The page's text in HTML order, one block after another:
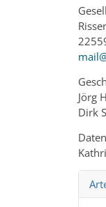
Jörg
Dirk